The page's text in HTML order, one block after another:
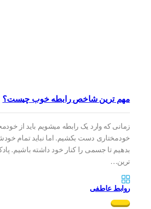
مهم ترین شاخص رابطه خوب چیست؟
زمانی که وارد یک رابطه میشویم باید از
خودمختاری دست بکشیم. اما نباید تمام
بدهیم تا جسمی را کنار خود داشته باشیم.
ترین…
روابط عاطفی